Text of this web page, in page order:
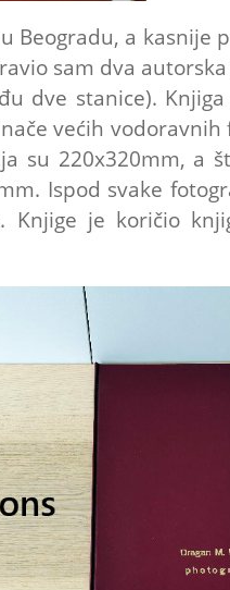
Beogradu, a kasnije
sam dva
dve stanice).
većih vodoravnih
su 220x320mm, a
Ispod svake
je koričio